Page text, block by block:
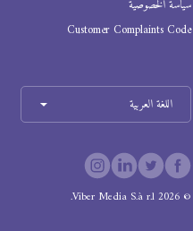
سياسة الخصوصية
Customer Complaints Code
اللغة العربية
©
2026
Viber Media S.à r.l.